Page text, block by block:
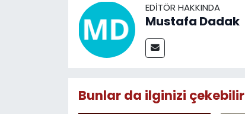
EDITÖR HAKKINDA
Mustafa Dadak
Bunlar da ilginizi çekebilir